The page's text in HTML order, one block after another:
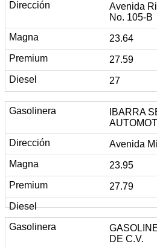
Avenida
No. 105-B
23.64
27.59
27
IBARRA
Avenida
23.95
27.79
DE C.V.